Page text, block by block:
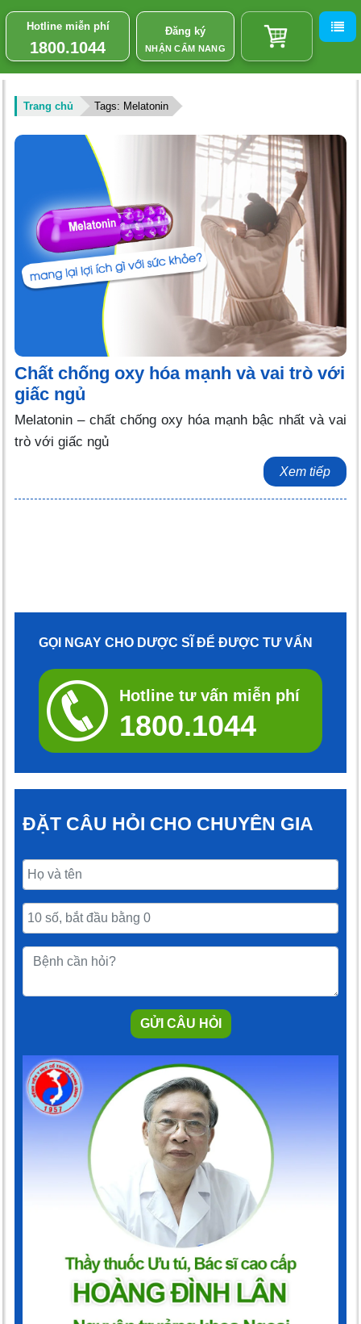
Hotline miễn phí
1800.1044
Đăng ký
NHẬN CẨM NANG
Trang chủ Tags: Melatonin
Chất chống oxy hóa mạnh và vai trò với
giấc ngủ
Melatonin – chất chống oxy hóa mạnh bậc nhất và vai
trò với giấc ngủ
Xem tiếp
GỌI NGAY CHO DƯỢC SĨ ĐỂ ĐƯỢC TƯ VẤN
Hotline tư vấn miễn phí
1800.1044
ĐẶT CÂU HỎI CHO CHUYÊN GIA
GỬI CÂU HỎI